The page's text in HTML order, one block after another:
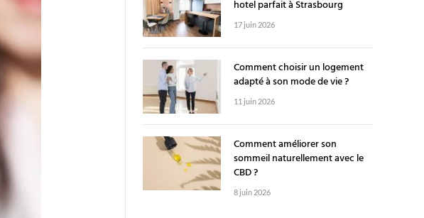
hotel parfait à Strasbourg
17 juin 2026
Comment choisir un logement
adapté à son mode de vie ?
11 juin 2026
Comment améliorer son
sommeil naturellement avec le
CBD ?
8 juin 2026